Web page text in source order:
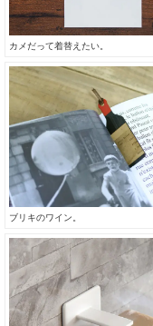
カメだって着替えたい。
ブリキのワイン。